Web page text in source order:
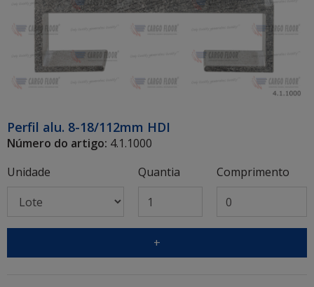
Perfil alu. 8-18/112mm HDI
Número do artigo: 4.1.1000
Unidade
Quantia Comprimento
+